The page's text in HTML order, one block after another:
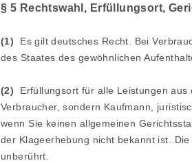
§ 5 Rechtswahl, Erfüllungsort,
(1)
Es gilt deutsches Recht. Bei
des Staates des gewöhnlichen
(2) Erfüllungsort für alle Leistungen aus
Verbraucher, sondern Kaufmann,
wenn Sie keinen allgemeinen
der Klageerhebung nicht bekannt ist.
unberührt.